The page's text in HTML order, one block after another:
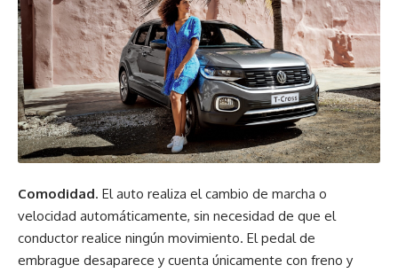
Comodidad. El auto realiza el cambio de marcha o
velocidad automáticamente, sin necesidad de que el
conductor realice ningún movimiento. El pedal de
embrague desaparece y cuenta únicamente con freno y